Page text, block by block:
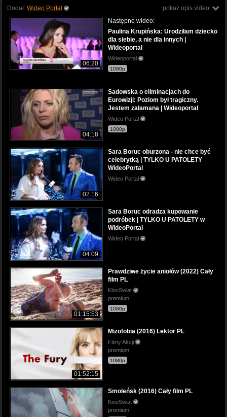
pokaż opis video
Dodał: Wideo Portal
06:20
Następne wideo:
Paulina Krupińska: Urodziłam dziecko
dla siebie, a nie dla innych |
Wideoportal
Wideoportal
1080p
04:18
Sadowska o eliminacjach do
Eurowizji: Poziom był tragiczny.
Jestem załamana | Wideoportal
Wideo Portal
1080p
02:16
Sara Boruc oburzona - nie chce być
celebrytką | TYLKO U PATOLETY
WideoPortal
Wideo Portal
04:09
Sara Boruc odradza kupowanie
podróbek | TYLKO U PATOLETY w
WideoPortal
Wideo Portal
01:15:53
Prawdziwe życie aniołów (2022) Cały
film PL
KinoSwiat
premium
1080p
01:52:15
Mizofobia (2016) Lektor PL
Filmy Akcji
premium
1080p
Smoleńsk (2016) Cały film PL
KinoSwiat
premium